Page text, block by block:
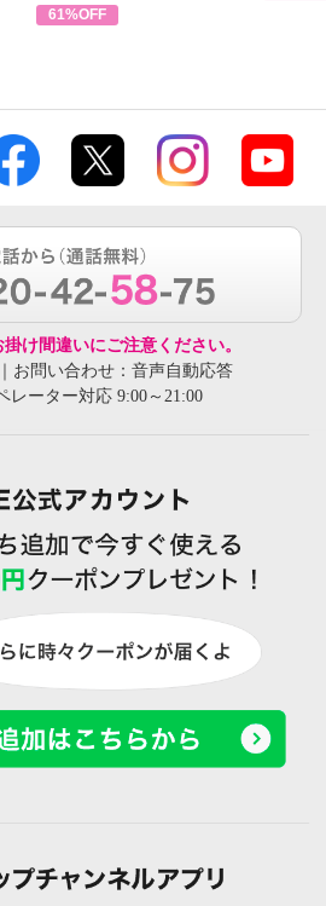
61%OFF
け間違いにご注意ください。
お問い合わせ：音声自動応答
レーター対応 9:00～21:00